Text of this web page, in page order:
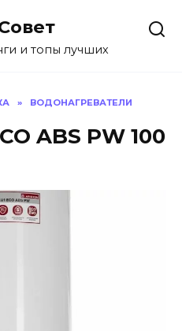
и топы лучших
» ВОДОНАГРЕВАТЕЛИ
ABS PW 100